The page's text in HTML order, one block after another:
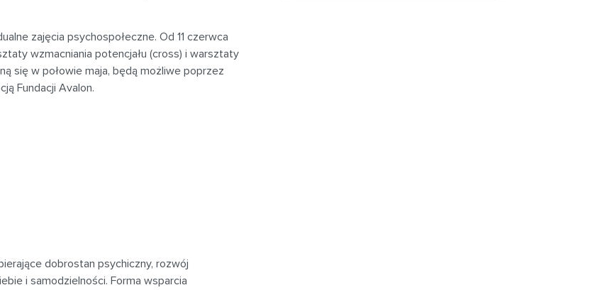
zajęcia psychospołeczne. Od 11 czerwca
wzmacniania potencjału (cross) i warsztaty
się w połowie maja, będą możliwe poprzez
Fundacji Avalon.
dobrostan psychiczny, rozwój
i samodzielności. Forma wsparcia